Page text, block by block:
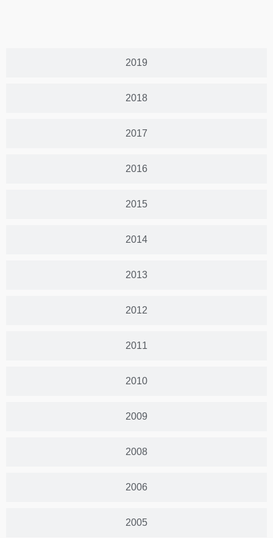
2019
2018
2017
2016
2015
2014
2013
2012
2011
2010
2009
2008
2006
2005